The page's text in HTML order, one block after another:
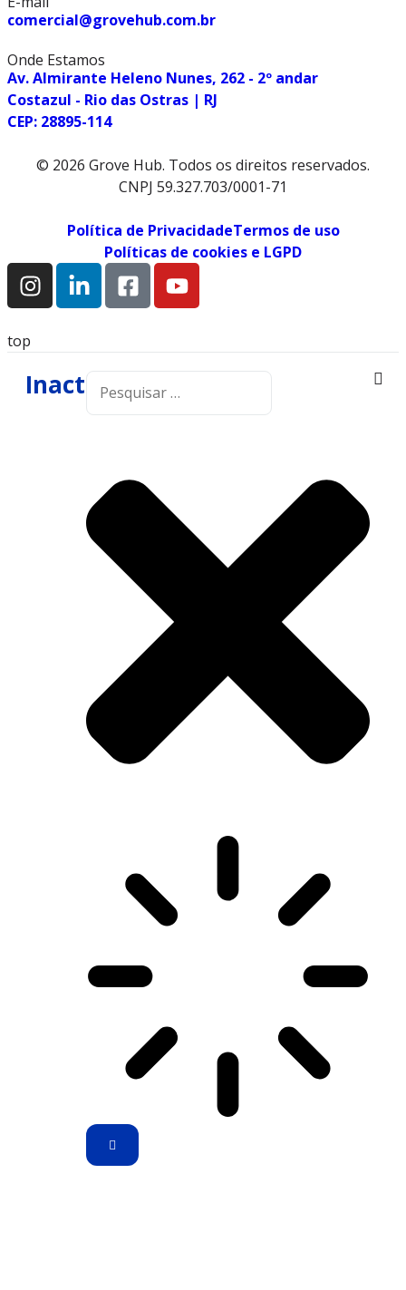
comercial@grovehub.com.br
Onde Estamos
Av. Almirante Heleno Nunes, 262 - 2º andar
Costazul - Rio das Ostras | RJ
CEP: 28895-114
© 2026 Grove Hub. Todos os direitos reservados.
CNPJ 59.327.703/0001-71
Política de PrivacidadeTermos de uso
Políticas de cookies e LGPD
top
Inactive